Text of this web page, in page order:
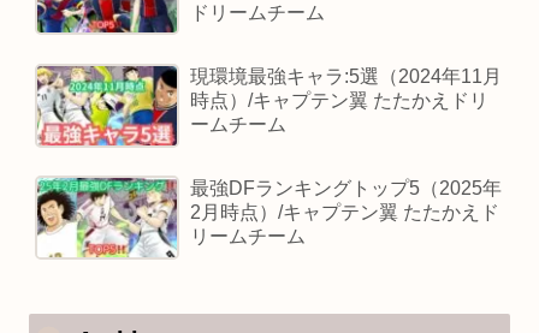
ドリームチーム
現環境最強キャラ:5選（2024年11月
時点）/キャプテン翼 たたかえドリ
ームチーム
最強DFランキングトップ5（2025年
2月時点）/キャプテン翼 たたかえド
リームチーム